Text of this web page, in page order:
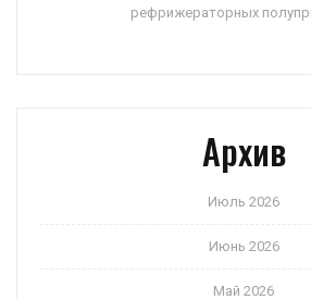
рефрижераторных
Архив
Июль 2026
Июнь 2026
Май 2026